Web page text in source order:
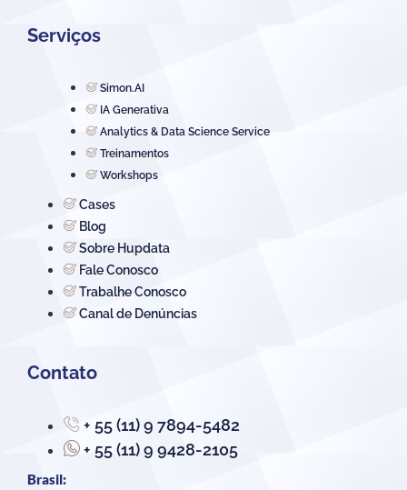
Serviços
Simon.AI
IA Generativa
Analytics & Data Science Service
Treinamentos
Workshops
Cases
Blog
Sobre Hupdata
Fale Conosco
Trabalhe Conosco
Canal de Denúncias
Contato
+ 55 (11) 9 7894-5482
+ 55 (11) 9 9428-2105
Brasil: